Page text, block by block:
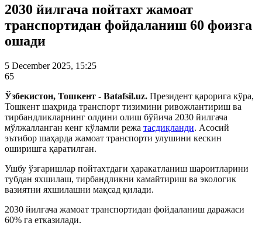
2030 йилгача пойтахт жамоат
транспортидан фойдаланиш 60 фоизга
ошади
5 December 2025, 15:25
65
Ўзбекистон, Тошкент - Batafsil.uz. Президент қарорига кўра,
Тошкент шаҳрида транспорт тизимини ривожлантириш ва
тирбандликларнинг олдини олиш бўйича 2030 йилгача
мўлжалланган кенг кўламли режа тасдиқланди. Асосий
эътибор шаҳарда жамоат транспорти улушини кескин
оширишга қаратилган.
Ушбу ўзгаришлар пойтахтдаги ҳаракатланиш шароитларини
тубдан яхшилаш, тирбандликни камайтириш ва экологик
вазиятни яхшилашни мақсад қилади.
2030 йилгача жамоат транспортидан фойдаланиш даражаси
60% га етказилади.